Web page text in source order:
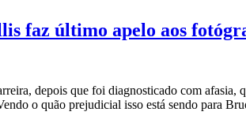
faz último apelo aos
depois que foi diagnosticado com
o quão prejudicial isso está sendo para